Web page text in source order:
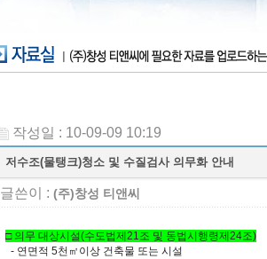
작성일 : 10-09-09 10:19
저수조(물탱크)청소 및 수질검사 의무화 안내
글쓴이 : (주)창성 티앤씨
□ 의무 대상시설(수도법제21조 및 동법시행령제24조)
- 연면적 5천㎡이상 건축물 또는 시설